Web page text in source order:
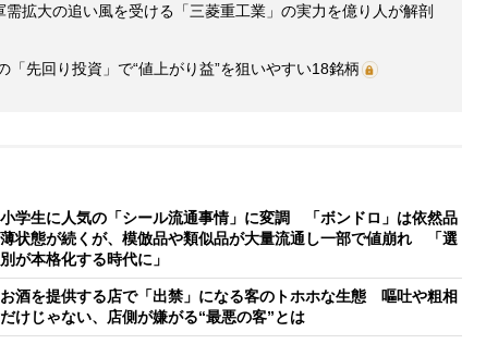
需拡大の追い風を受ける「三菱重工業」の実力を億り人が解剖
「先回り投資」で“値上がり益”を狙いやすい18銘柄
小学生に人気の「シール流通事情」に変調 「ボンドロ」は依然品
薄状態が続くが、模倣品や類似品が大量流通し一部で値崩れ 「選
別が本格化する時代に」
お酒を提供する店で「出禁」になる客のトホホな生態 嘔吐や粗相
だけじゃない、店側が嫌がる“最悪の客”とは